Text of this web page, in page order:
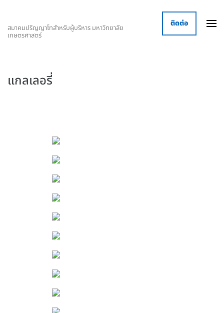
สมาคมปริญญาโทสำหรับผู้บริหาร มหาวิทยาลัย
เกษตรศาสตร์
ติดต่อ
แกลเลอรี่